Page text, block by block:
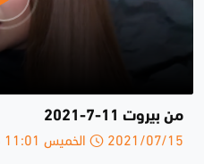
من بيروت 11-7-2021
2021/07/15 الخميس 11:01 ص